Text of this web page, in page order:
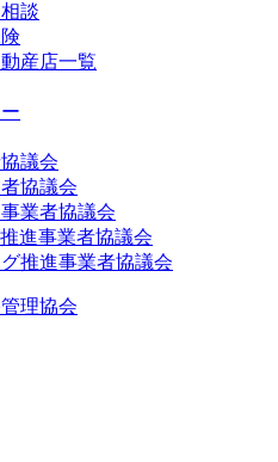
談
産店一覧
議会
協議会
業者協議会
進事業者協議会
推進事業者協議会